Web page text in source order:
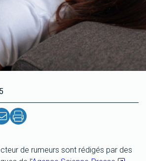
de rumeurs sont rédigés par des